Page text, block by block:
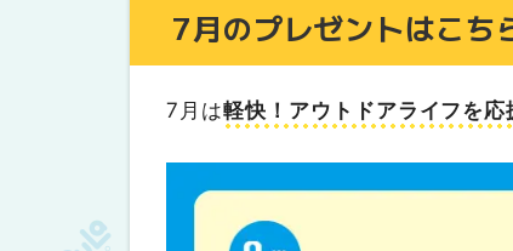
7月のプレゼントはこち
7月は軽快！アウトドアライフを